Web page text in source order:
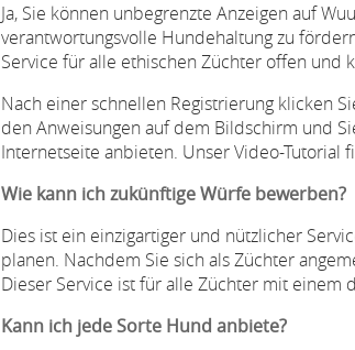
Ja, Sie können unbegrenzte Anzeigen auf
verantwortungsvolle Hundehaltung zu
Service für alle ethischen Züchter offen und
Nach einer schnellen Registrierung klicken
den Anweisungen auf dem Bildschirm und
Internetseite anbieten. Unser Video-Tutorial
Wie kann ich zukünftige Würfe bewerben?
Dies ist ein einzigartiger und nützlicher
planen. Nachdem Sie sich als Züchter
Dieser Service ist für alle Züchter mit einem
Kann ich jede Sorte Hund anbiete?